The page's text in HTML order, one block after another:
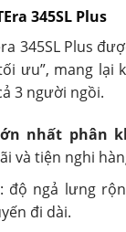
345SL Plus
345SL Plus
ưu”, mang lại
3 người ngồi.
nhất phân
và tiện nghi
: độ ngả lưng
đi dài.